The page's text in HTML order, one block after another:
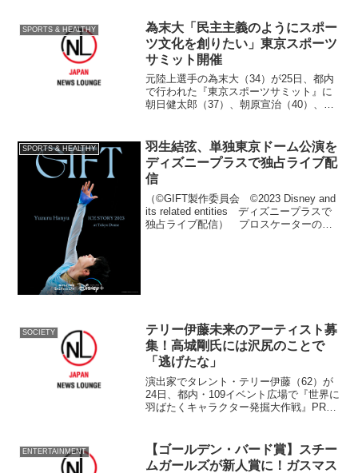
に期待のかかる初の五輪舞台に
SPORTS & HEALTHY
為末大「民主主義のようにスポー
ツ文化を創りたい」東京スポーツ
サミット開催
元陸上選手の為末大（34）が25日、都内
で行われた『東京スポーツサミット』に
朝日健太郎（37）、朝原宣治（40）、野
出席した。 前半をセッション形式、後
半をシンポジ...
SPORTS & HEALTHY
羽生結弦、単独東京ドーム公演を
ディズニープラスで独占ライブ配
信
（©GIFT製作委員会 ©2023 Disney and
its related entities ディズニープラスで
独占ライブ配信） プロスケーターの羽
SOCIETY
テリー伊藤未来のアーティスト募
集！高城剛氏には沢尻のことで
「逃げたな」
演出家でタレント・テリー伊藤（62）が
24日、都内・109イベント広場で『世界に
羽ばたくキャラクター発掘大作戦』PRイ
ターでアーティストの森・チャック氏
（39）、漫画...
ENTERTAINMENT
【ゴールデン・バード賞】スチー
ムガールズが新人賞に！ガスマス